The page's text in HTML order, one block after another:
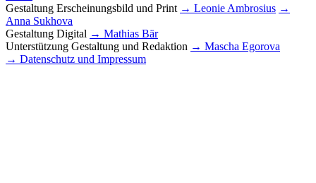
Gestaltung Erscheinungsbild und Print → Leonie Ambrosius →
Anna Sukhova
Gestaltung Digital → Mathias Bär
Unterstützung Gestaltung und Redaktion → Mascha Egorova
→ Datenschutz und Impressum